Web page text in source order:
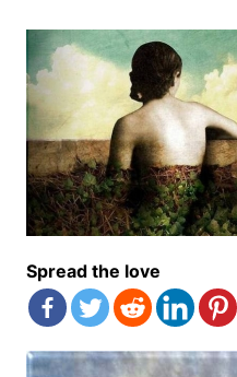
Spread the love